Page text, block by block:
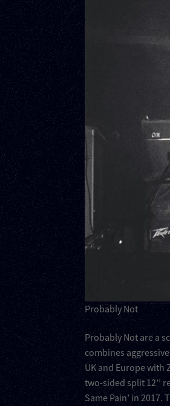
Probably Not
Probably Not are a
combines
UK and Europe with
two-sided split 12’’
Same Pain’ in